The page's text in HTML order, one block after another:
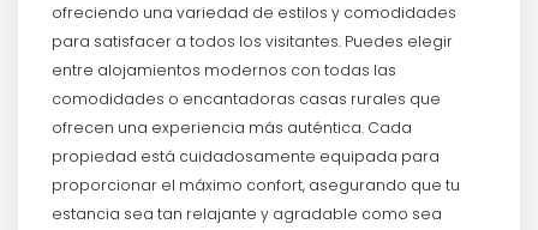
ofreciendo una variedad de estilos y comodidades
para satisfacer a todos los visitantes. Puedes elegir
entre alojamientos modernos con todas las
comodidades o encantadoras casas rurales que
ofrecen una experiencia más auténtica. Cada
propiedad está cuidadosamente equipada para
proporcionar el máximo confort, asegurando que tu
estancia sea tan relajante y agradable como sea